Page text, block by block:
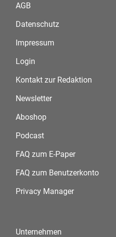
AGB
Datenschutz
Impressum
Login
Kontakt zur Redaktion
Newsletter
Aboshop
Podcast
FAQ zum E-Paper
FAQ zum Benutzerkonto
Privacy Manager
Unternehmen